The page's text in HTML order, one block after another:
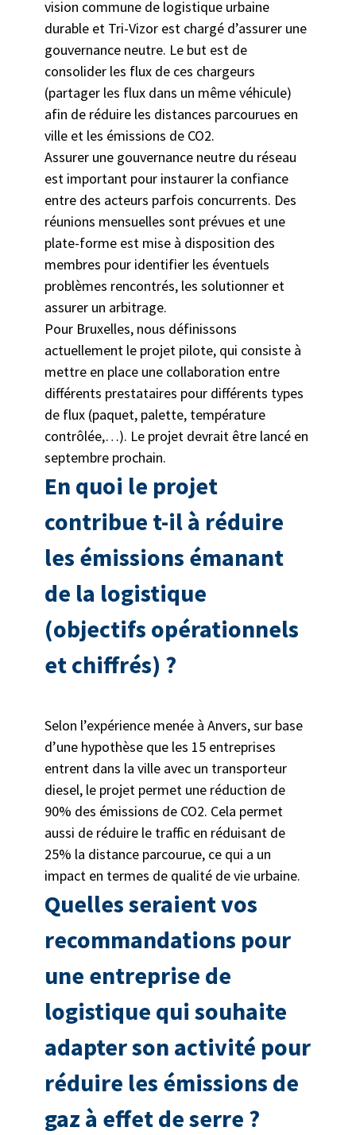
vision commune de logistique urbaine
durable et Tri-Vizor est chargé d’assurer une
gouvernance neutre. Le but est de
consolider les flux de ces chargeurs
(partager les flux dans un même véhicule)
afin de réduire les distances parcourues en
ville et les émissions de CO2.
Assurer une gouvernance neutre du réseau
est important pour instaurer la confiance
entre des acteurs parfois concurrents. Des
réunions mensuelles sont prévues et une
plate-forme est mise à disposition des
membres pour identifier les éventuels
problèmes rencontrés, les solutionner et
assurer un arbitrage.
Pour Bruxelles, nous définissons
actuellement le projet pilote, qui consiste à
mettre en place une collaboration entre
différents prestataires pour différents types
de flux (paquet, palette, température
contrôlée,…). Le projet devrait être lancé en
septembre prochain.
En quoi le projet
contribue t-il à réduire
les émissions émanant
de la logistique
(objectifs opérationnels
et chiffrés) ?
Selon l’expérience menée à Anvers, sur base
d’une hypothèse que les 15 entreprises
entrent dans la ville avec un transporteur
diesel, le projet permet une réduction de
90% des émissions de CO2. Cela permet
aussi de réduire le traffic en réduisant de
25% la distance parcourue, ce qui a un
impact en termes de qualité de vie urbaine.
Quelles seraient vos
recommandations pour
une entreprise de
logistique qui souhaite
adapter son activité pour
réduire les émissions de
gaz à effet de serre ?